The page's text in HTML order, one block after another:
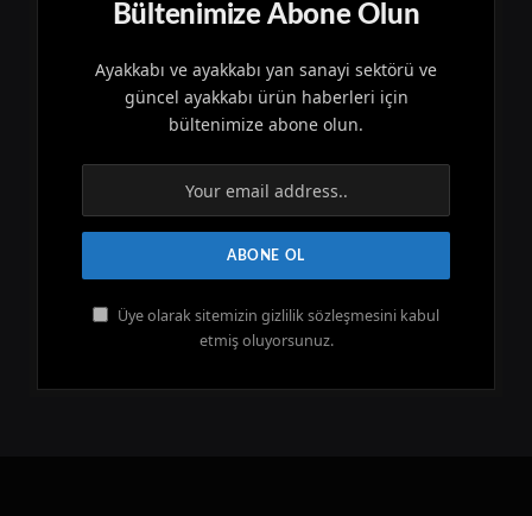
Bültenimize Abone Olun
Ayakkabı ve ayakkabı yan sanayi sektörü ve
güncel ayakkabı ürün haberleri için
bültenimize abone olun.
Üye olarak sitemizin gizlilik sözleşmesini kabul
etmiş oluyorsunuz.